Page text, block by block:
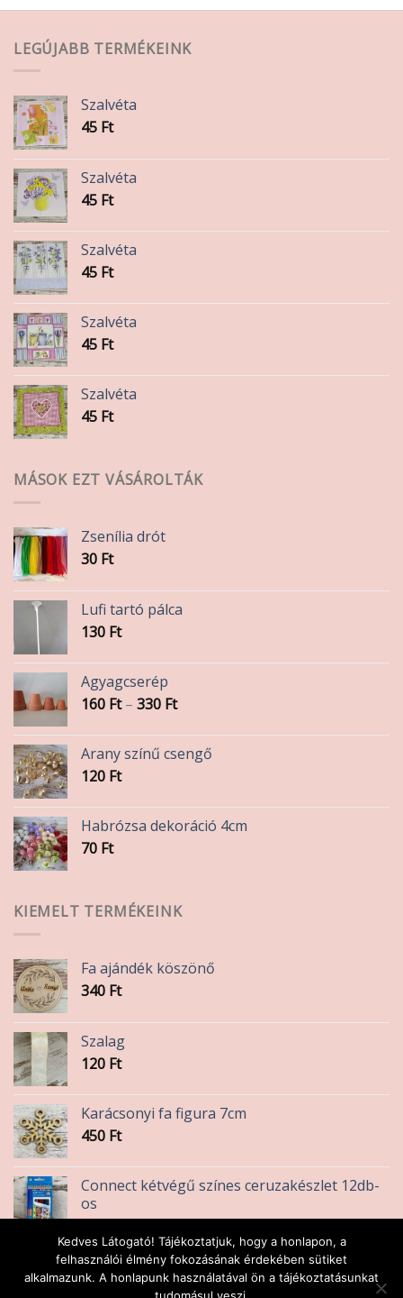
van.
LEGÚJABB TERMÉKEINK
Szalvéta
45 Ft
Szalvéta
45 Ft
Szalvéta
45 Ft
Szalvéta
45 Ft
Szalvéta
45 Ft
MÁSOK EZT VÁSÁROLTÁK
Zsenília drót
30 Ft
Lufi tartó pálca
130 Ft
Agyagcserép
160 Ft – 330 FtÁrtartomány:
-
330 Ft
Arany színű csengő
120 Ft
Habrózsa dekoráció 4cm
70 Ft
KIEMELT TERMÉKEINK
Fa ajándék köszönő
340 Ft
Szalag
120 Ft
Karácsonyi fa figura 7cm
450 Ft
Connect kétvégű színes ceruzakészlet 12db-
os
1 590Ft
Leckefüzet A5
360 Ft
Kedves Látogató! Tájékoztatjuk, hogy a honlapon, a
felhasználói élmény fokozásának érdekében sütiket
alkalmazunk. A honlapunk használatával ön a tájékoztatásunkat